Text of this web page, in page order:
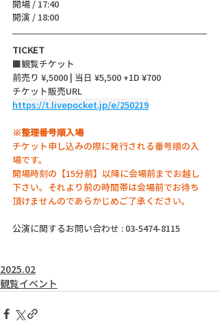
開場 / 17:40
開演 / 18:00
TICKET
■観覧チケット
前売り ¥,5000 | 当日 ¥5,500 +1D ¥700
チケット販売URL
https://t.livepocket.jp/e/250219
※整理番号順入場
チケット申し込みの際に発行される番号順の入
場です。
開場時刻の【15分前】以降に会場前までお越し
下さい。それより前の時間帯は会場前でお待ち
頂けませんのであらかじめご了承ください。
公演に関するお問い合わせ : 03-5474-8115
2025.02
観覧イベント